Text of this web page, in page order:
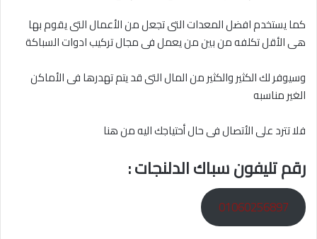
كما يستخدم افضل المعدات التى تجعل من الأعمال التى يقوم بها
هى الأقل تكلفه من بين من يعمل فى مجال تركيب ادوات السباكة
وسيوفر لك الكثير والكثير من المال التى قد يتم تهدرها فى الأماكن
الغير مناسبه
فلا تترد على الأتصال فى حال أحتياجك اليه من هنا
رقم تليفون سباك الدلنجات :
01060256897